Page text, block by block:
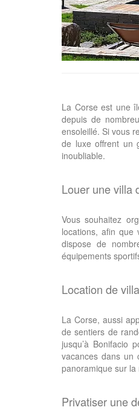
La Corse est une
depuis de
ensoleillé. Si vous
de luxe offrent un
inoubliable.
Louer une villa
Vous souhaitez
locations, afin que
dispose de
équipements
Location de
La Corse, aussi
de sentiers de
jusqu’à Bonifacio
vacances dans un
panoramique sur la
Privatiser une